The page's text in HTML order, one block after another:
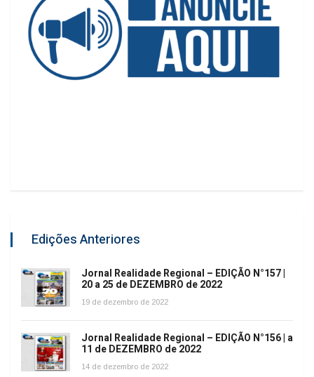
Edições Anteriores
Jornal Realidade Regional – EDIÇÃO N°157 |
20 a 25 de DEZEMBRO de 2022
19 de dezembro de 2022
Jornal Realidade Regional – EDIÇÃO N°156 | a
11 de DEZEMBRO de 2022
14 de dezembro de 2022